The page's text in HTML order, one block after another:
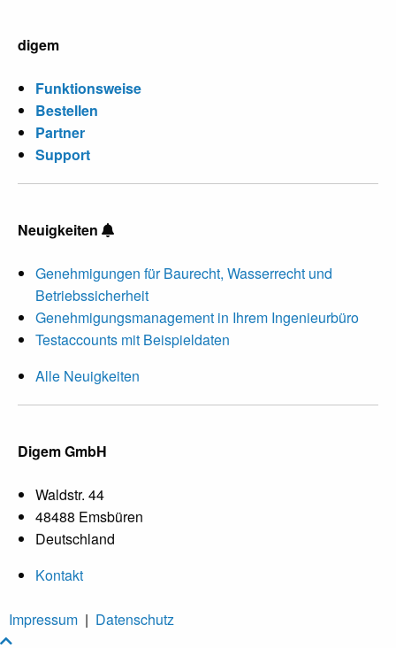
digem
Funktionsweise
Bestellen
Partner
Support
Neuigkeiten
Genehmigungen für Baurecht, Wasserrecht und
Betriebssicherheit
Genehmigungsmanagement in Ihrem Ingenieurbüro
Testaccounts mit Beispieldaten
Alle Neuigkeiten
Digem GmbH
Waldstr. 44
48488 Emsbüren
Deutschland
Kontakt
Impressum | Datenschutz